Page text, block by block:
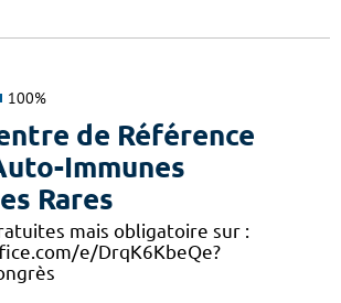
100%
de Référence
Immunes
Rares
mais obligatoire sur :
e/DrqK6KbeQe?